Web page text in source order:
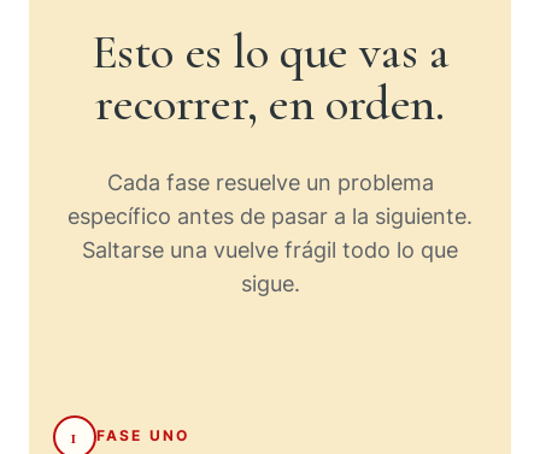
Esto es lo que vas a
recorrer, en orden.
Cada fase resuelve un problema
específico antes de pasar a la siguiente.
Saltarse una vuelve frágil todo lo que
sigue.
1 FASE UNO